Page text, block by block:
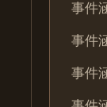
事件
事件
事件